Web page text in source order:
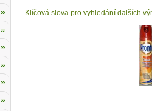
Klíčová slova pro vyhledání dalších